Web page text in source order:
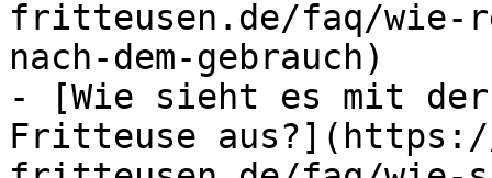
fritteusen.de/faq/
nach-dem-gebrauch)
- [Wie sieht es mit
Fritteuse aus?](https://